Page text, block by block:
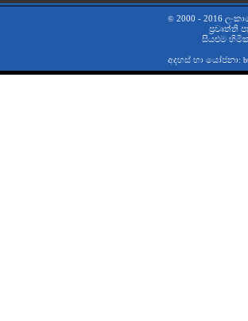
©2000 - 2016
ප‍්‍රවෘත්ති
සියළුම
අදහස් හා යෝජනා: